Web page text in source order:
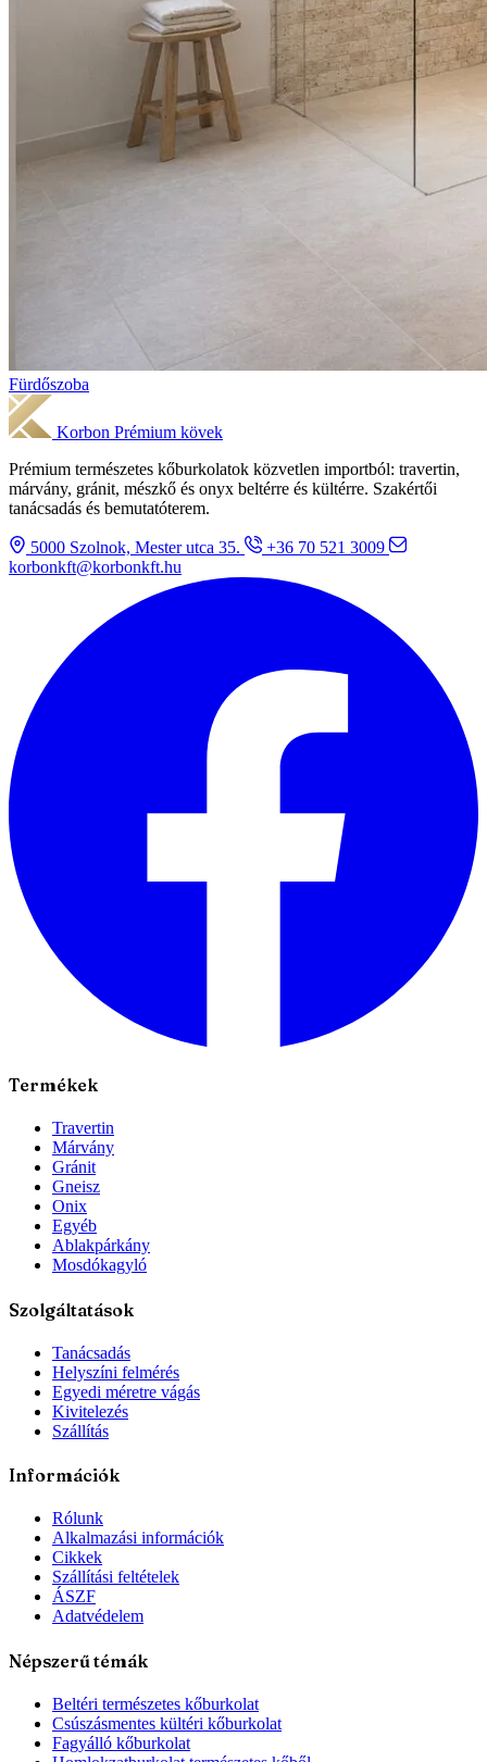
Fürdőszoba
Korbon Prémium kövek
Prémium természetes kőburkolatok közvetlen importból: travertin,
márvány, gránit, mészkő és onyx beltérre és kültérre. Szakértői
tanácsadás és bemutatóterem.
5000 Szolnok, Mester utca 35.
+36 70 521 3009
korbonkft@korbonkft.hu
Termékek
Travertin
Márvány
Gránit
Gneisz
Onix
Egyéb
Ablakpárkány
Mosdókagyló
Szolgáltatások
Tanácsadás
Helyszíni felmérés
Egyedi méretre vágás
Kivitelezés
Szállítás
Információk
Rólunk
Alkalmazási információk
Cikkek
Szállítási feltételek
ÁSZF
Adatvédelem
Népszerű témák
Beltéri természetes kőburkolat
Csúszásmentes kültéri kőburkolat
Fagyálló kőburkolat